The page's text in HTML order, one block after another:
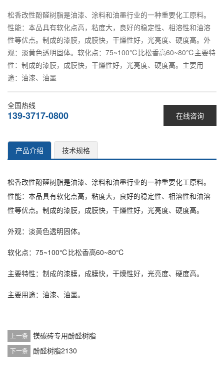
松香改性酚醛树脂是油漆、涂料和油墨行业的一种重要化工原料。
性能：本品具有软化点高，粘度大，良好的稳定性、相溶性和油溶
性等优点。制成的漆膜，成膜快，干燥性好，光亮度、硬度高。外
观：淡黄色透明固体。软化点：75~100℃比松香高60~80℃主要特
性：制成的漆膜，成膜快，干燥性好，光亮度、硬度高。主要用
途：油漆、油墨
在线咨询
全国热线
139-3717-0800
产品介绍 技术规格
松香改性酚醛树脂是油漆、涂料和油墨行业的一种重要化工原料。
性能：本品具有软化点高，粘度大，良好的稳定性、相溶性和油溶
性等优点。制成的漆膜，成膜快，干燥性好，光亮度、硬度高。
外观：淡黄色透明固体。
软化点：75~100℃比松香高60~80℃
主要特性：制成的漆膜，成膜快，干燥性好，光亮度、硬度高。
主要用途：油漆、油墨。
上一条 镁碳砖专用酚醛树脂
下一条 酚醛树脂2130